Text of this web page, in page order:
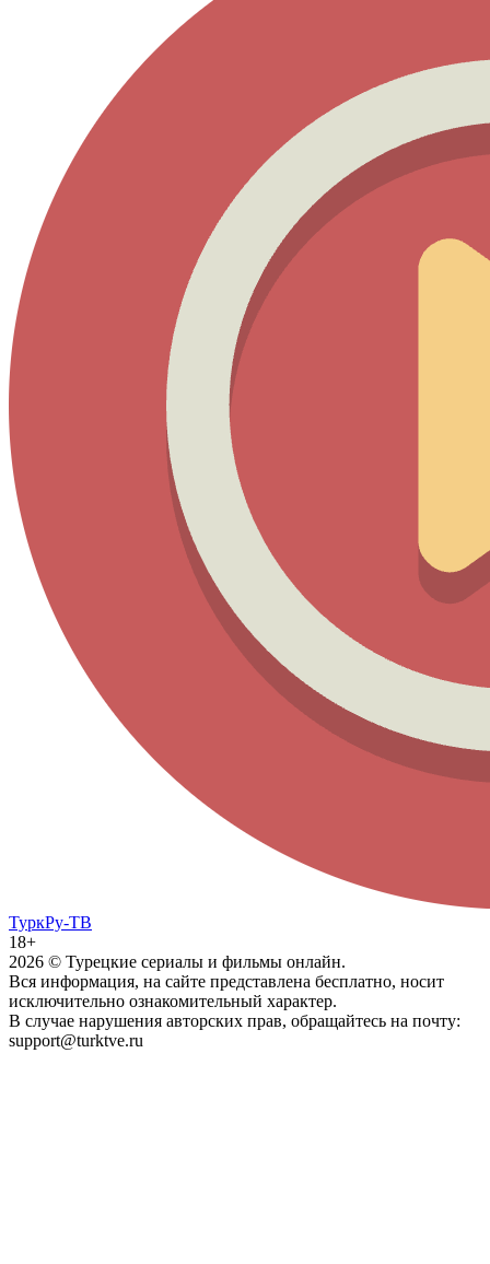
ТуркРу-ТВ
18+
2026 © Турецкие сериалы и фильмы онлайн.
Вся информация, на сайте представлена бесплатно, носит
исключительно ознакомительный характер.
В случае нарушения авторских прав, обращайтесь на почту:
support@turktve.ru